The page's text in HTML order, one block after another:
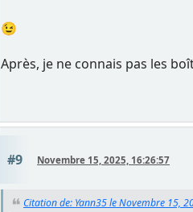
😉
Après, je ne connais pas les
#9 Novembre 15, 2025, 16:26:57
Citation de: Yann35 le Novembre 15,